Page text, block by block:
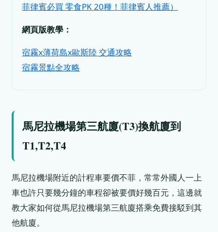
菲律賓必買 零食PK 20種！菲律賓人推薦）
網頁版教學：
宿霧x薄荷島x歐斯陸 交通攻略
宿霧景點全攻略
馬尼拉機場第三航廈(T3)換航廈到
T1,T2,T4
馬尼拉機場附近的計程車要價不菲，常常外國人一上
車也許只要幾分鐘的車程卻被要價好幾百元，這邊就
教大家如何從馬尼拉機場第三航廈搭乘免費接駁到其
他航廈。